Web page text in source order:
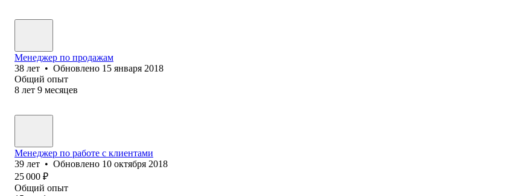
Менеджер по продажам
38 лет • Обновлено 15 января 2018
Общий опыт
8 лет 9 месяцев
Менеджер по работе с клиентами
39 лет • Обновлено 10 октября 2018
25 000 ₽
Общий опыт